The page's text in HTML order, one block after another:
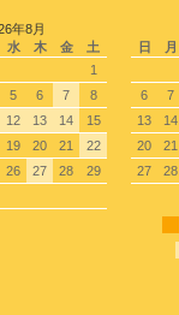
年8月
水 木 金
土
1
5 6 7
8
12 13 14
15
19 20 21
22
26 27 28
29
日
月
6
7
13
14
20
21
27
28